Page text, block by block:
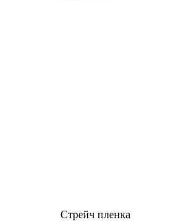
Стрейч пленка